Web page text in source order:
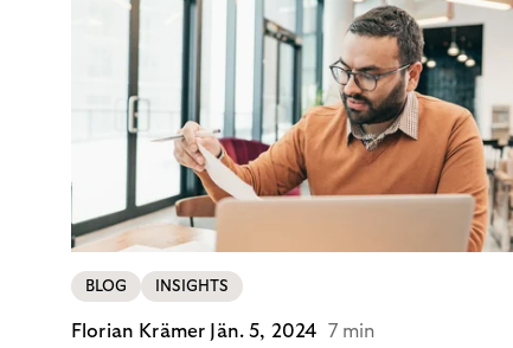
BLOG INSIGHTS
Florian Krämer Jän. 5, 2024 7 min